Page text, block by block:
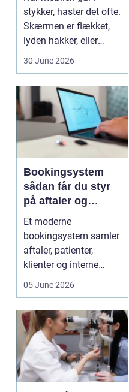
stykker, haster det ofte.
Skærmen er flækket,
lyden hakker, eller
batteriet løber ...
30 June 2026
Bookingsystem
sådan får du styr
på aftaler og
arbejdsgange
Et moderne
bookingsystem samler
aftaler, patienter,
klienter og interne
arbejdsgange ét sted. I
05 June 2026